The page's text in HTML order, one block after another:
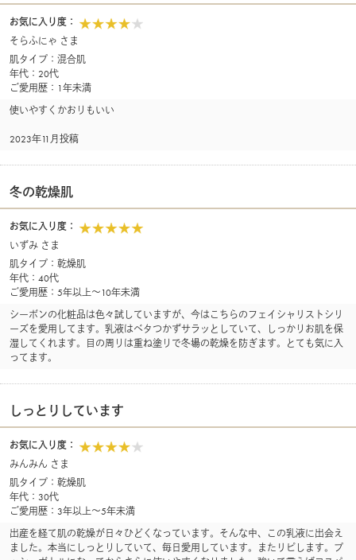
お気に入り度：
そらふにゃ さま
肌タイプ：混合肌
年代：20代
ご愛用歴：1年未満
使いやすくかおりもいい
2023年11月投稿
冬の乾燥肌
お気に入り度：
いずみ さま
肌タイプ：乾燥肌
年代：40代
ご愛用歴：5年以上～10年未満
シーボンの化粧品は色々試していますが、今はこちらのフェイシャリストシリ
ーズを愛用してます。乳液はベタつかずサラッとしていて、しっかりお肌を保
湿してくれます。目の周りは重ね塗りで冬場の乾燥を防ぎます。とても気に入
ってます。
しっとりしています
お気に入り度：
みんみん さま
肌タイプ：乾燥肌
年代：30代
ご愛用歴：3年以上～5年未満
出産を経て肌の乾燥が日々ひどくなっています。そんな中、この乳液に出会え
ました。本当にしっとりしていて、毎日愛用しています。またリピします。プ